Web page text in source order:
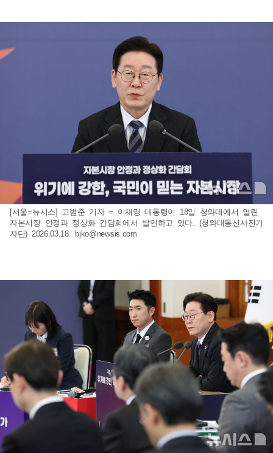
[서울=뉴시스] 고범준 기자 = 이재명 대통령이 18일 청와대에서 열린
자본시장 안정과 정상화 간담회에서 발언하고 있다. (청와대통신사진기
자단) 2026.03.18.
bjko@newsis.com